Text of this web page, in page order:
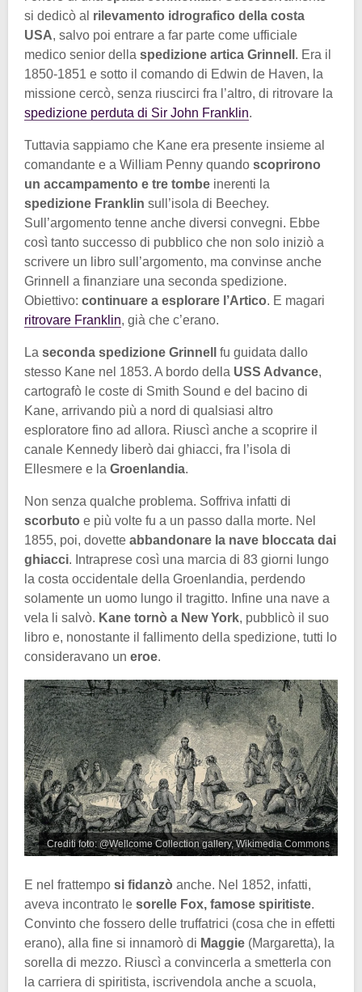
si dedicò al rilevamento idrografico della costa
USA, salvo poi entrare a far parte come ufficiale
medico senior della spedizione artica Grinnell . Era il
1850-1851 e sotto il comando di Edwin de Haven, la
missione cercò, senza riuscirci fra l’altro, di ritrovare la
spedizione perduta di Sir John Franklin.
Tuttavia sappiamo che Kane era presente insieme al
comandante e a William Penny quando scoprirono
un accampamento e tre tombe inerenti la
spedizione Franklin sull’isola di Beechey.
Sull’argomento tenne anche diversi convegni. Ebbe
così tanto successo di pubblico che non solo iniziò a
scrivere un libro sull’argomento, ma convinse anche
Grinnell a finanziare una seconda spedizione.
Obiettivo: continuare a esplorare l’Artico. E magari
ritrovare Franklin, già che c’erano.
La seconda spedizione Grinnell
fu guidata dallo
stesso Kane nel 1853. A bordo della USS Advance,
cartografò le coste di Smith Sound e del bacino di
Kane, arrivando più a nord di qualsiasi altro
esploratore fino ad allora. Riuscì anche a scoprire il
canale Kennedy liberò dai ghiacci, fra l’isola di
Ellesmere e la Groenlandia.
Non senza qualche problema. Soffriva infatti di
scorbuto e più volte fu a un passo dalla morte. Nel
1855, poi, dovette abbandonare la nave bloccata dai
ghiacci. Intraprese così una marcia di 83 giorni lungo
la costa occidentale della Groenlandia, perdendo
solamente un uomo lungo il tragitto. Infine una nave a
vela li salvò. Kane tornò a New York, pubblicò il suo
libro e, nonostante il fallimento della spedizione, tutti lo
consideravano un eroe.
Crediti foto: @Wellcome Collection gallery, Wikimedia Commons
E nel frattempo si fidanzò anche. Nel 1852, infatti,
aveva incontrato le sorelle Fox, famose spiritiste.
Convinto che fossero delle truffatrici (cosa che in effetti
erano), alla fine si innamorò di Maggie (Margaretta), la
sorella di mezzo. Riuscì a convincerla a smetterla con
la carriera di spiritista, iscrivendola anche a scuola,